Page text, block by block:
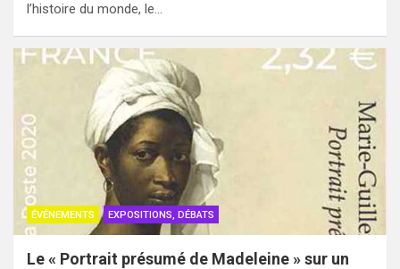
l’histoire du monde, le…
ÉVÉNEMENTS EXPOSITIONS, DÉBATS
Le « Portrait présumé de Madeleine » sur un